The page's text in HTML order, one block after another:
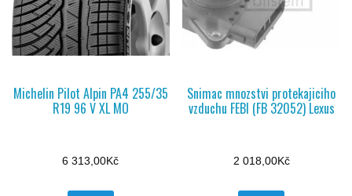
Michelin Pilot Alpin PA4 255/35
R19 96 V XL MO
6 313,00Kč
Snimac mnozstvi protekajiciho
vzduchu FEBI (FB 32052) Lexus
2 018,00Kč